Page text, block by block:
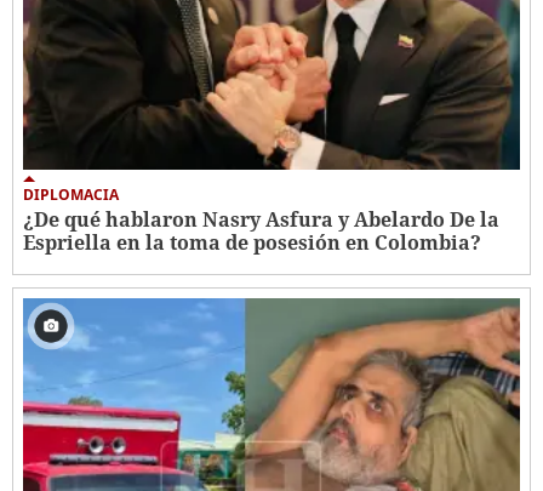
DIPLOMACIA
¿De qué hablaron Nasry Asfura y Abelardo De la
Espriella en la toma de posesión en Colombia?